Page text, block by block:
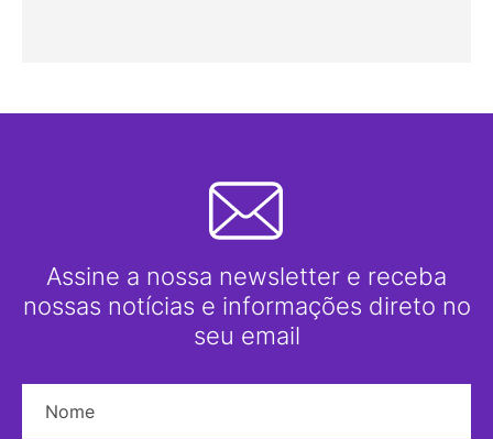
Assine a nossa newsletter e receba
nossas notícias e informações direto no
seu email